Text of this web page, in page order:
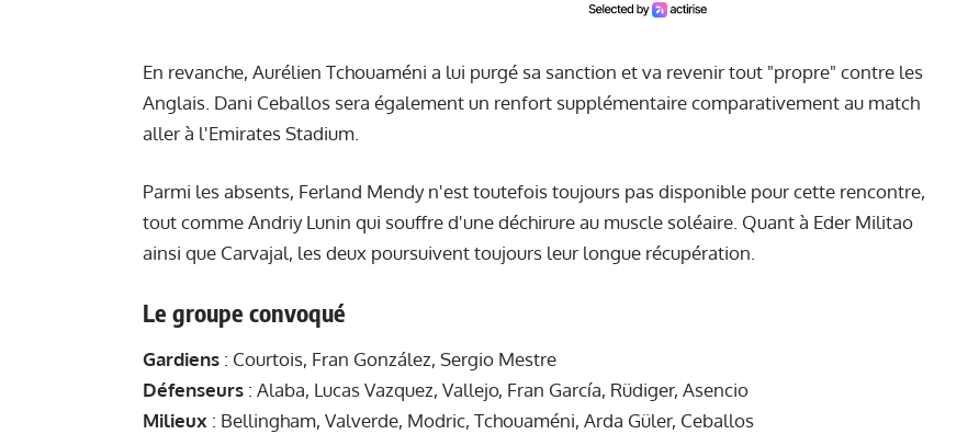
En revanche, Aurélien Tchouaméni a lui purgé sa sanction et va revenir tout "propre" contre les
Anglais. Dani Ceballos sera également un renfort supplémentaire comparativement au match
aller à l'Emirates Stadium.
Parmi les absents, Ferland Mendy n'est toutefois toujours pas disponible pour cette rencontre,
tout comme Andriy Lunin qui souffre d'une déchirure au muscle soléaire. Quant à Eder Militao
ainsi que Carvajal, les deux poursuivent toujours leur longue récupération.
Le groupe convoqué
Gardiens : Courtois, Fran González, Sergio Mestre
Défenseurs : Alaba, Lucas Vazquez, Vallejo, Fran García, Rüdiger, Asencio
Milieux : Bellingham, Valverde, Modric, Tchouaméni, Arda Güler, Ceballos